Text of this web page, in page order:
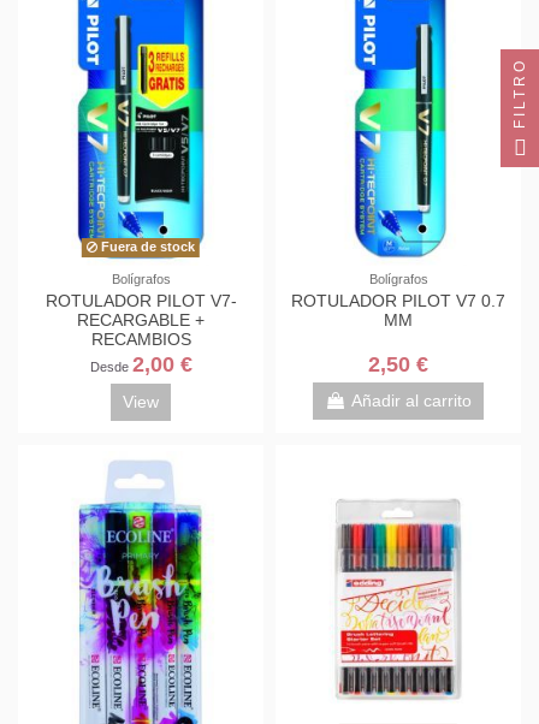
Fuera de stock
Bolígrafos
ROTULADOR PILOT V7-
RECARGABLE +
RECAMBIOS
Desde 2,00 €
View
Bolígrafos
ROTULADOR PILOT V7 0.7
MM
2,50 €
Añadir al carrito
FILTRO